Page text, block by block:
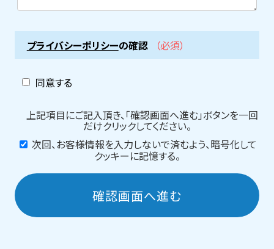
プライバシーポリシーの確認 （必須）
同意する
上記項目にご記入頂き、「確認画面へ進む」ボタンを一回
だけクリックしてください。
次回、お客様情報を入力しないで済むよう、暗号化して
クッキーに記憶する。
確認画面へ進む